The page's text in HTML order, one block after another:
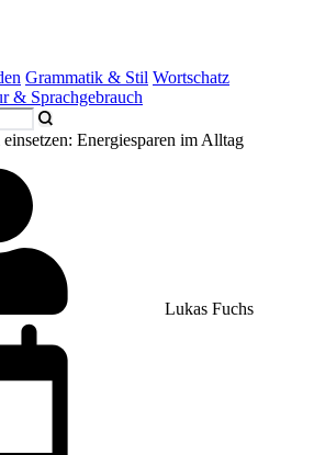
Grammatik & Stil Wortschatz
& Sprachgebrauch
Energiesparen im Alltag
Lukas Fuchs